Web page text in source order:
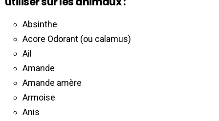
Absinthe
Acore Odorant (ou calamus)
Ail
Amande
Amande amère
Armoise
Anis